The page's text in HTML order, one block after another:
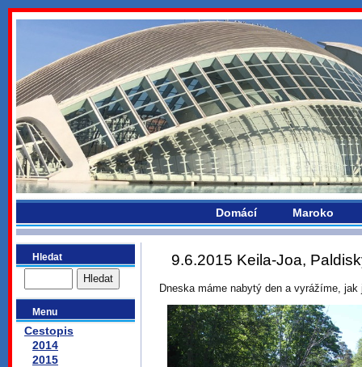
bydlikemevropou.com
Domácí Maroko
Hledat
Menu
Cestopis
2014
2015
9.6.2015 Keila-Joa,
Dneska máme nabytý den a vyrážíme,